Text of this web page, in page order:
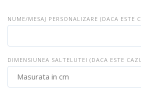
NUME/MESAJ PERSONALIZARE (DACA ESTE
DIMENSIUNEA SALTELUTEI (DACA ESTE